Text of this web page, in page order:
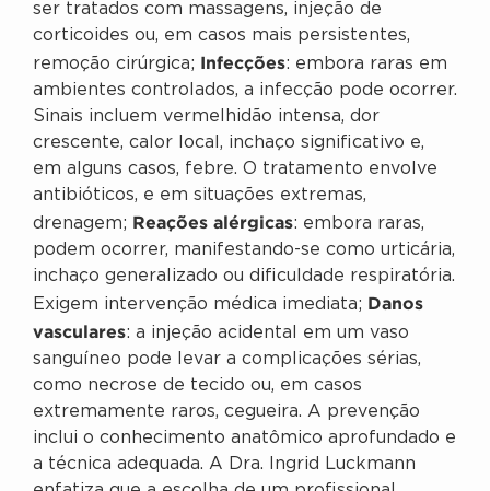
ser tratados com massagens, injeção de
corticoides ou, em casos mais persistentes,
remoção cirúrgica; Infecções: embora raras em
ambientes controlados, a infecção pode ocorrer.
Sinais incluem vermelhidão intensa, dor
crescente, calor local, inchaço significativo e,
em alguns casos, febre. O tratamento envolve
antibióticos, e em situações extremas,
drenagem; Reações alérgicas: embora raras,
podem ocorrer, manifestando-se como urticária,
inchaço generalizado ou dificuldade respiratória.
Exigem intervenção médica imediata; Danos
vasculares: a injeção acidental em um vaso
sanguíneo pode levar a complicações sérias,
como necrose de tecido ou, em casos
extremamente raros, cegueira. A prevenção
inclui o conhecimento anatômico aprofundado e
a técnica adequada. A Dra. Ingrid Luckmann